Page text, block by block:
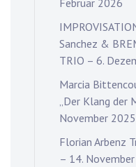
Februar 2026
Sanchez &
TRIO – 6.
Marcia
„Der Klang der
November 2025
Florian Arbenz
– 14.